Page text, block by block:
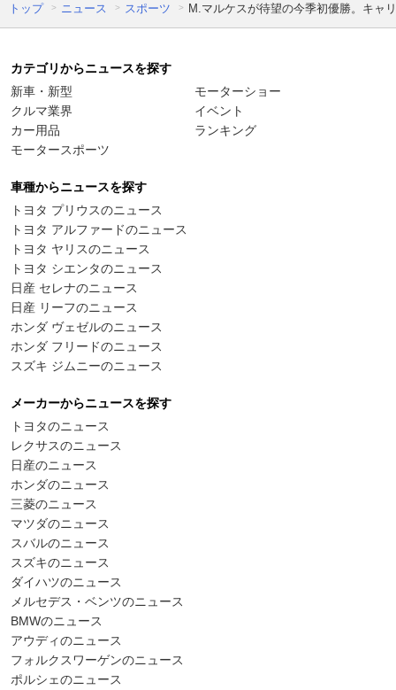
トップ ニュース スポーツ M.マルケスが待望の今季初優勝。キャ
カテゴリからニュースを探す
新車・新型
クルマ業界
カー用品
モータースポーツ
モーターショー
イベント
ランキング
車種からニュースを探す
トヨタ プリウスのニュース
トヨタ アルファードのニュース
トヨタ ヤリスのニュース
トヨタ シエンタのニュース
日産 セレナのニュース
日産 リーフのニュース
ホンダ ヴェゼルのニュース
ホンダ フリードのニュース
スズキ ジムニーのニュース
メーカーからニュースを探す
トヨタのニュース
レクサスのニュース
日産のニュース
ホンダのニュース
三菱のニュース
マツダのニュース
スバルのニュース
スズキのニュース
ダイハツのニュース
メルセデス・ベンツのニュース
BMWのニュース
アウディのニュース
フォルクスワーゲンのニュース
ポルシェのニュース